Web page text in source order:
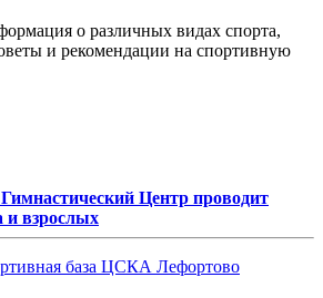
о различных видах спорта,
и рекомендации на спортивную
Центр проводит
и взрослых
база ЦСКА Лефортово